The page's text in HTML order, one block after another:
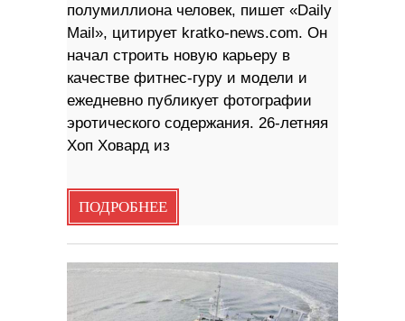
полумиллиона человек, пишет «Daily
Mail», цитирует kratko-news.com. Он
начал строить новую карьеру в
качестве фитнес-гуру и модели и
ежедневно публикует фотографии
эротического содержания. 26-летняя
Хоп Ховард из
ПОДРОБНЕЕ